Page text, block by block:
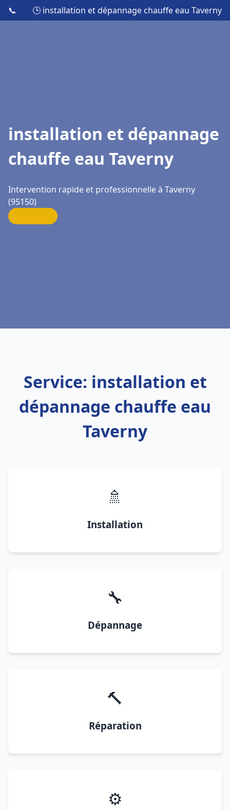
📞 🕒 installation et dépannage chauffe eau Taverny
installation et dépannage
chauffe eau Taverny
Intervention rapide et professionnelle à Taverny
(95150)
Service: installation et
dépannage chauffe eau
Taverny
🚿
Installation
🔧
Dépannage
🔨
Réparation
⚙️